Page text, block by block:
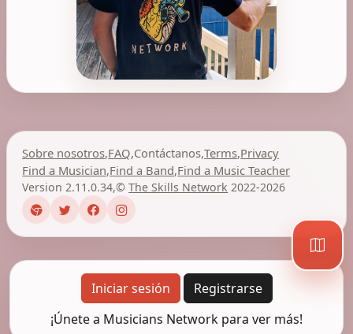
Sobre nosotros,FAQ,Contáctanos,Terms,Privacy
Find a Musician,Find a Band,Find a Music Teacher
Version 2.11.0.34,©The Skills Network 2022-2026
Iniciar sesión
Registrarse
¡Únete a Musicians Network para ver más!